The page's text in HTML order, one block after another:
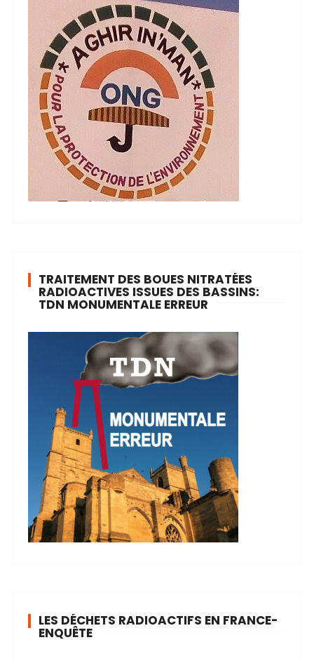
TRAITEMENT DES BOUES NITRATÉES
RADIOACTIVES ISSUES DES BASSINS:
TDN MONUMENTALE ERREUR
LES DÉCHETS RADIOACTIFS EN FRANCE-
ENQUÊTE